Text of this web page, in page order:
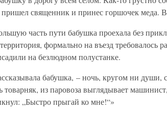
священник и принес горшочек меда.
часть пути бабушка проехала без
формально на въезд требовалось
на безлюдном полустанке.
бабушка, – ночь, кругом ни души,
товарняк, из паровоза выглядывает
„Быстро прыгай ко мне!“»